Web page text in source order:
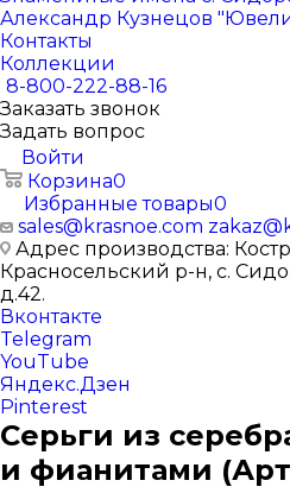
Александр Кузнецов
Контакты
Коллекции
8-800-222-88-16
Заказать звонок
Задать вопрос
Войти
Корзина0
Избранные товары0
sales@krasnoe.com
Адрес производства:
Красносельский р-н, с.
д.42.
Вконтакте
Telegram
YouTube
Яндекс.Дзен
Pinterest
Серьги из
и фианитами